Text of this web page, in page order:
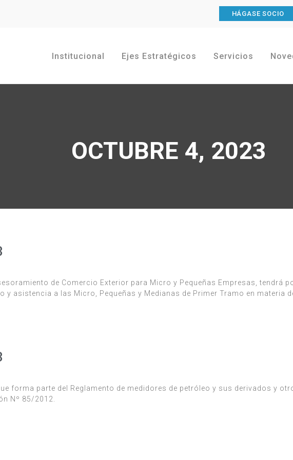
HÁGASE SOCIO
Institucional Ejes Estratégicos Servicios
OCTUBRE 4, 2023
de Comercio Exterior para Micro y Pequeñas Empresas, tendrá
y asistencia a las Micro, Pequeñas y Medianas de Primer Tramo en materia
forma parte del Reglamento de medidores de petróleo y sus derivados y
Nº 85/2012.